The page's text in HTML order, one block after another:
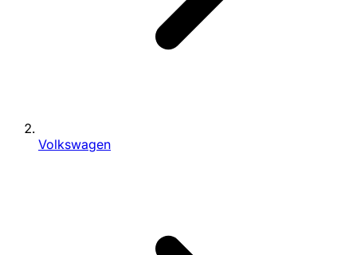
Volkswagen